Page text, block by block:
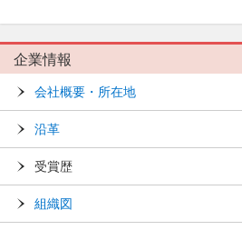
企業情報
会社概要・所在地
沿革
受賞歴
組織図